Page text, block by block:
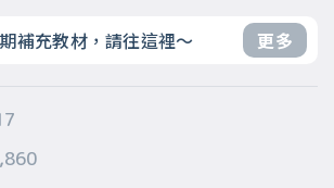
補充教材，請往這裡～ 更多